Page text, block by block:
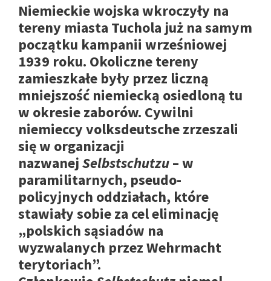
Niemieckie wojska wkroczyły na
tereny miasta Tuchola już na samym
początku kampanii wrześniowej
1939 roku. Okoliczne tereny
zamieszkałe były przez liczną
mniejszość niemiecką osiedloną tu
w okresie zaborów. Cywilni
niemieccy volksdeutsche zrzeszali
się w organizacji
nazwanejSelbstschutzu– w
paramilitarnych, pseudo-
policyjnych oddziałach, które
stawiały sobie za cel eliminację
„polskich sąsiadów na
wyzwalanych przez Wehrmacht
terytoriach”.